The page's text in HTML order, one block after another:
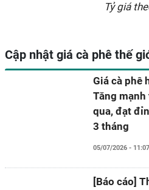
Tỷ giá
Cập nhật giá cà phê thế
Giá cà phê
Tăng
qua, đạt
3 tháng
05/07/2026 - 11:07
[Báo cáo]